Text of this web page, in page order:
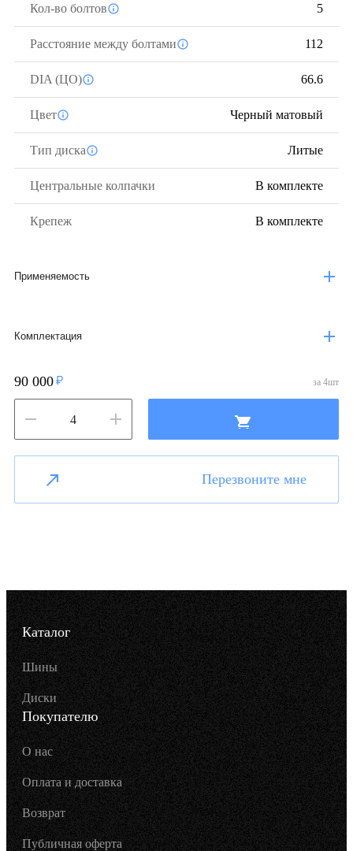
Кол-во болтов 5
Расстояние между болтами 112
DIA (ЦО) 66.6
Цвет Черный матовый
Тип диска Литые
Центральные колпачки В комплекте
Крепеж В комплекте
Применяемость
Комплектация
90 000 за 4шт
Перезвоните мне
Каталог
Шины
Диски
Покупателю
О нас
Оплата и доставка
Возврат
Публичная оферта